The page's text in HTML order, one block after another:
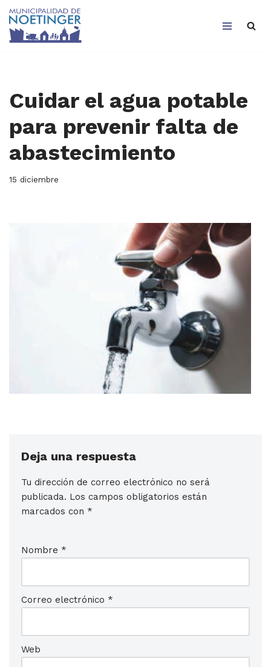
Saltar
Cuidar el agua potable
para prevenir falta de
abastecimiento
15 diciembre
Deja una respuesta
Tu dirección de correo electrónico no será
publicada. Los campos obligatorios están
marcados con *
Nombre *
Correo electrónico *
Web